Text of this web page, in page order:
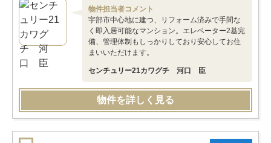
物件担当者コメント
宇部市中心地に建つ、リフォーム済みで手間な
く即入居可能なマンション。エレベーター2基完
備、管理体制もしっかりしており安心してお住
まいいただけます。
センチュリー21カワグチ 河口 臣
物件を詳しく見る